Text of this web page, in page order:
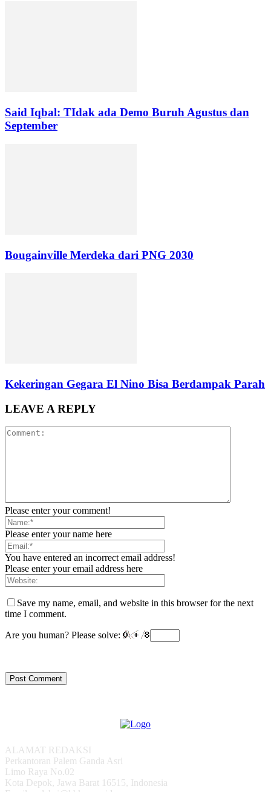
Said Iqbal: TIdak ada Demo Buruh Agustus dan
September
Bougainville Merdeka dari PNG 2030
Kekeringan Gegara El Nino Bisa Berdampak Parah
LEAVE A REPLY
Please enter your comment!
Please enter your name here
You have entered an incorrect email address!
Please enter your email address here
Save my name, email, and website in this browser for the next
time I comment.
Are you human? Please solve:
ALAMAT REDAKSI
Perkantoran Palem Ganda Asri
Limo Raya No.02
Kota Depok, Jawa Barat 16515, Indonesia